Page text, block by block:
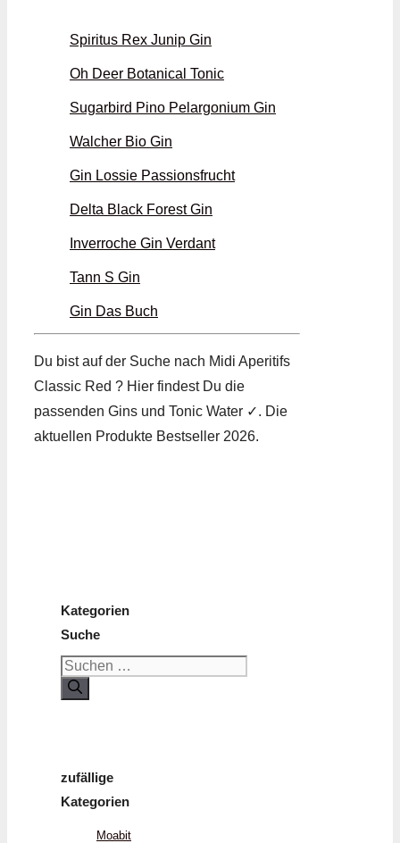
Spiritus Rex Junip Gin
Oh Deer Botanical Tonic
Sugarbird Pino Pelargonium Gin
Walcher Bio Gin
Gin Lossie Passionsfrucht
Delta Black Forest Gin
Inverroche Gin Verdant
Tann S Gin
Gin Das Buch
Du bist auf der Suche nach Midi Aperitifs
Classic Red ? Hier findest Du die
passenden Gins und Tonic Water ✓. Die
aktuellen Produkte Bestseller 2026.
Kategorien
Suche
Suchen
nach:
zufällige
Kategorien
Moabit